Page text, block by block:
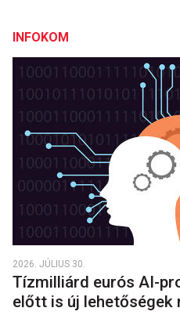
INFOKOM
2026. JÚLIUS 30.
Tízmilliárd eurós AI-
előtt is új lehetőségek